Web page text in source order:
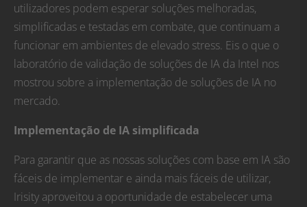
utilizadores podem esperar soluções melhoradas,
simplificadas e testadas em combate, que continuam a
funcionar em ambientes de elevado stress. Eis o que o
laboratório de validação de soluções de IA da Intel nos
mostrou sobre a implementação de soluções de IA no
mercado.
Implementação de IA simplificada
Para garantir que as nossas soluções com base em IA são
fáceis de implementar e ainda mais fáceis de utilizar,
Irisity aproveitou a oportunidade de estabelecer uma